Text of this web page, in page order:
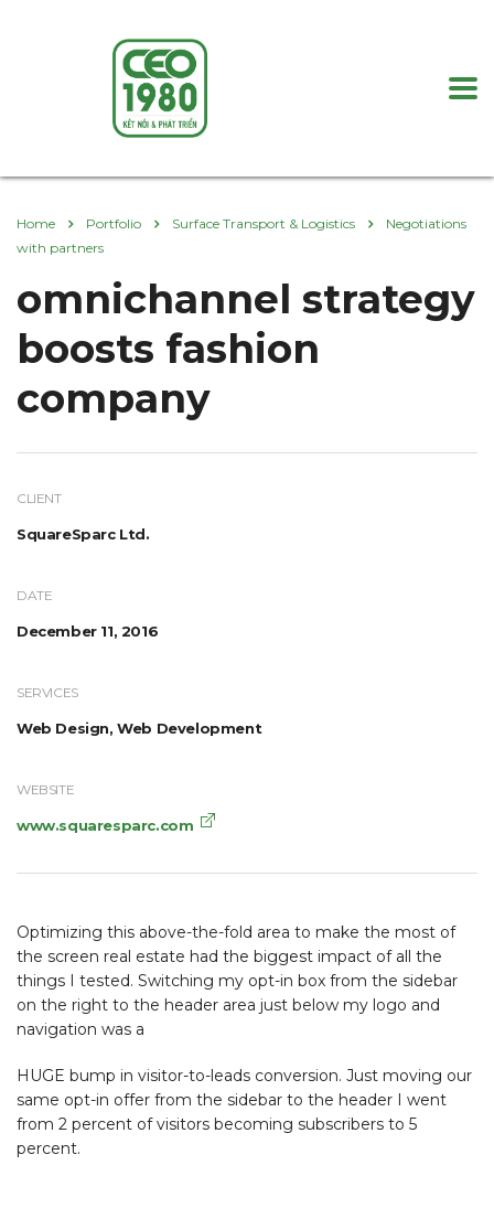
Home Portfolio Surface Transport & Logistics
Negotiations
with partners
omnichannel strategy
boosts fashion
company
CLIENT
SquareSparc Ltd.
DATE
December 11, 2016
SERVICES
Web Design, Web Development
WEBSITE
www.squaresparc.com
Optimizing this above-the-fold area to make the most of
the screen real estate had the biggest impact of all the
things I tested. Switching my opt-in box from the sidebar
on the right to the header area just below my logo and
navigation was a
HUGE bump in visitor-to-leads conversion. Just moving our
same opt-in offer from the sidebar to the header I went
from 2 percent of visitors becoming subscribers to 5
percent.